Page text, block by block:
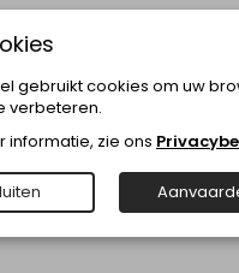
gebruikt cookies om uw
verbeteren.
informatie, zie ons